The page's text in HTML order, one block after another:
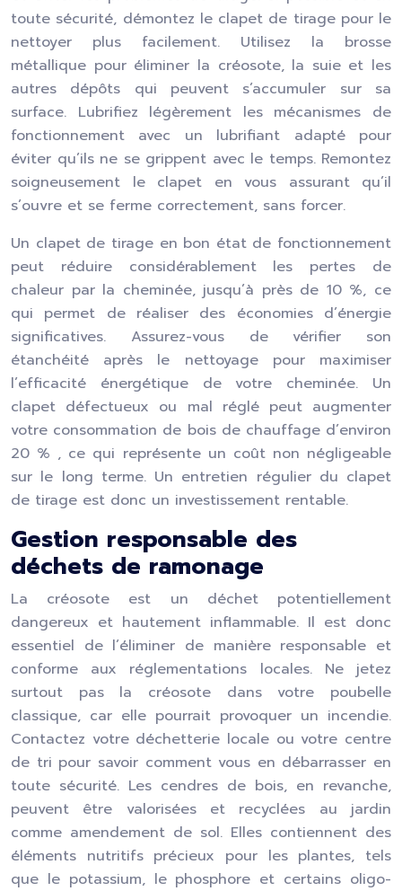
toute sécurité, démontez le clapet de tirage pour le
nettoyer plus facilement. Utilisez la brosse
métallique pour éliminer la créosote, la suie et les
autres dépôts qui peuvent s’accumuler sur sa
surface. Lubrifiez légèrement les mécanismes de
fonctionnement avec un lubrifiant adapté pour
éviter qu’ils ne se grippent avec le temps. Remontez
soigneusement le clapet en vous assurant qu’il
s’ouvre et se ferme correctement, sans forcer.
Un clapet de tirage en bon état de fonctionnement
peut réduire considérablement les pertes de
chaleur par la cheminée, jusqu’à près de 10 %, ce
qui permet de réaliser des économies d’énergie
significatives. Assurez-vous de vérifier son
étanchéité après le nettoyage pour maximiser
l’efficacité énergétique de votre cheminée. Un
clapet défectueux ou mal réglé peut augmenter
votre consommation de bois de chauffage d’environ
20 % , ce qui représente un coût non négligeable
sur le long terme. Un entretien régulier du clapet
de tirage est donc un investissement rentable.
Gestion responsable des
déchets de ramonage
La créosote est un déchet potentiellement
dangereux et hautement inflammable. Il est donc
essentiel de l’éliminer de manière responsable et
conforme aux réglementations locales. Ne jetez
surtout pas la créosote dans votre poubelle
classique, car elle pourrait provoquer un incendie.
Contactez votre déchetterie locale ou votre centre
de tri pour savoir comment vous en débarrasser en
toute sécurité. Les cendres de bois, en revanche,
peuvent être valorisées et recyclées au jardin
comme amendement de sol. Elles contiennent des
éléments nutritifs précieux pour les plantes, tels
que le potassium, le phosphore et certains oligo-